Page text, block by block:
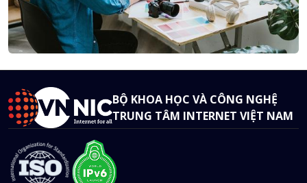
BỘ KHOA HỌC VÀ CÔNG NGHỆ
TRUNG TÂM INTERNET VIỆT NAM